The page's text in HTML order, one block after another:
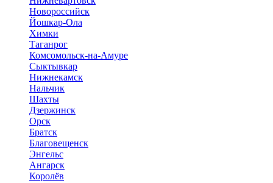
Новороссийск
Йошкар-Ола
Химки
Таганрог
Комсомольск-на-Амуре
Сыктывкар
Нижнекамск
Нальчик
Шахты
Дзержинск
Орск
Братск
Благовещенск
Энгельс
Ангарск
Королёв